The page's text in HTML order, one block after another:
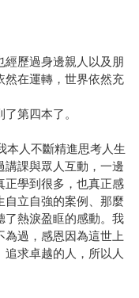
經歷過身邊親人以及朋
然在運轉，世界依然充
第四本了。
本人不斷精進思考人生
講課與眾人互動，一邊
正學到很多，也真正感
自立自強的案例、那麼
了熱淚盈眶的感動。我
過，感恩因為這世上
求卓越的人，所以人